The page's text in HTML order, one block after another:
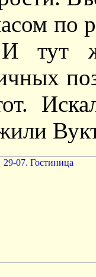
по
И тут